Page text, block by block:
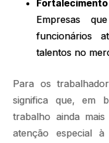
Empresas
funcionários
talentos no
Para os
significa que, em
trabalho ainda
atenção especial